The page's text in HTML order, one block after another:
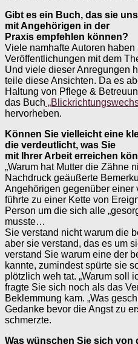
Gibt es ein Buch, das sie
mit Angehörigen in der
Praxis empfehlen können?
Viele namhafte Autoren haben
Veröffentlichungen mit dem
Und viele dieser Anregungen
teile diese Ansichten. Da es
Haltung von Pflege &
das Buch
hervorheben.
Können Sie vielleicht eine
die verdeutlicht, was Sie
mit Ihrer Arbeit erreichen
„Warum hat Mutter die Zähne
Nachdruck geäußerte
Angehörigen gegenüber einer
führte zu einer Kette von
Person um die sich alle
musste…
Sie verstand nicht warum die
aber sie verstand, das es um
verstand Sie warum eine der
kannte, zumindest spürte sie
plötzlich weh tat. „Warum soll
fragte Sie sich noch als das
Beklemmung kam. „Was
Gedanke bevor die Angst zu
schmerzte.
Was wünschen Sie sich von